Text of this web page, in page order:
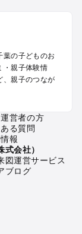
葉の子どものお
・親子体験情
、親子のつなが
営者の方
る質問
報
会社）
図運営サービス
ブログ